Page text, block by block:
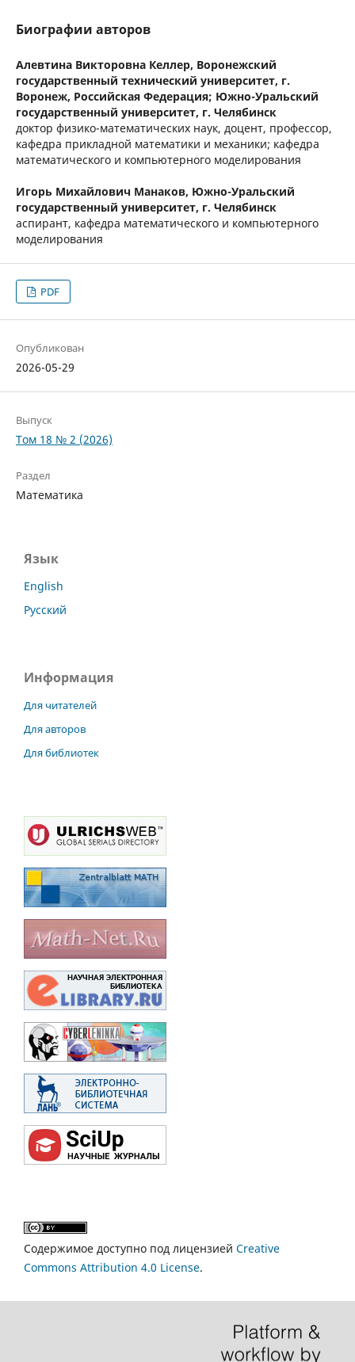
Биографии авторов
Алевтина Викторовна Келлер, Воронежский
государственный технический университет, г.
Воронеж, Российская Федерация; Южно-Уральский
государственный университет, г. Челябинск
доктор физико-математических наук, доцент, профессор,
кафедра прикладной математики и механики; кафедра
математического и компьютерного моделирования
Игорь Михайлович Манаков, Южно-Уральский
государственный университет, г. Челябинск
аспирант, кафедра математического и компьютерного
моделирования
PDF
Опубликован
2026-05-29
Выпуск
Том 18 № 2 (2026)
Раздел
Математика
Язык
English
Русский
Информация
Для читателей
Для авторов
Для библиотек
Содержимое доступно под лицензией Creative
Commons Attribution 4.0 License.